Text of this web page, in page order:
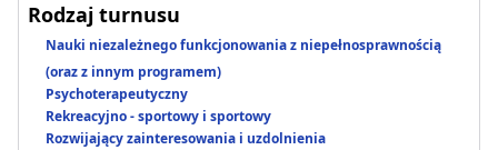
Rodzaj turnusu
Nauki niezależnego funkcjonowania z niepełnosprawnością
(oraz z innym programem)
Psychoterapeutyczny
Rekreacyjno - sportowy i sportowy
Rozwijający zainteresowania i uzdolnienia